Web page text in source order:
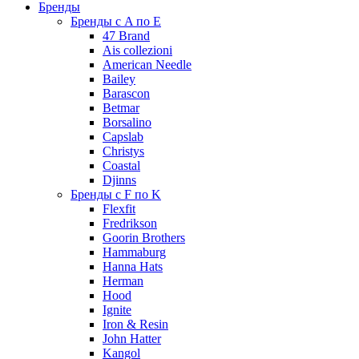
Бренды
Бренды с A по E
47 Brand
Ais collezioni
American Needle
Bailey
Barascon
Betmar
Borsalino
Capslab
Christys
Coastal
Djinns
Бренды с F по K
Flexfit
Fredrikson
Goorin Brothers
Hammaburg
Hanna Hats
Herman
Hood
Ignite
Iron & Resin
John Hatter
Kangol